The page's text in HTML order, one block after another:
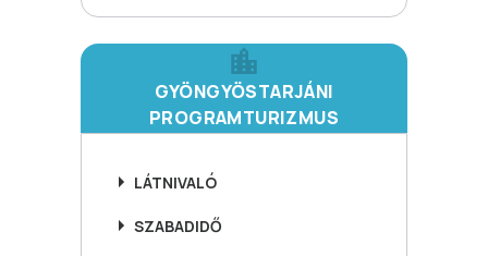
GYÖNGYÖSTARJÁNI
PROGRAMTURIZMUS
LÁTNIVALÓ
SZABADIDŐ